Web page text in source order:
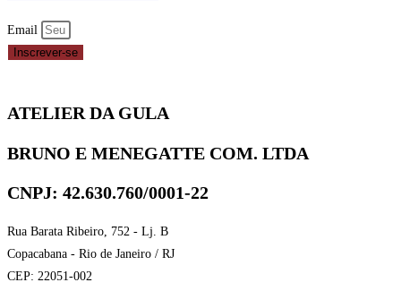
Email
Inscrever-se
ATELIER DA GULA
BRUNO E MENEGATTE COM. LTDA
CNPJ: 42.630.760/0001-22
Rua Barata Ribeiro, 752 - Lj. B
Copacabana - Rio de Janeiro / RJ
CEP: 22051-002